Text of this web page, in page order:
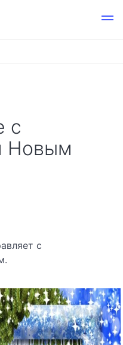
с
Новым
с